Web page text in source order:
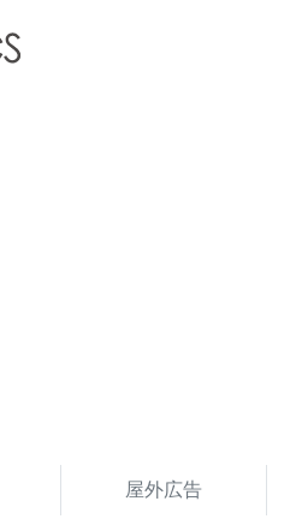
屋外広告